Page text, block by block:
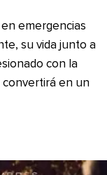
emergencias
su vida junto a
con la
convertirá en un